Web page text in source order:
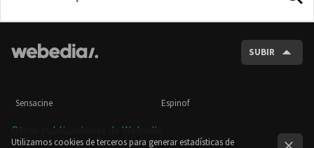
SUBIR
Sensacine Espinof
Otras publicaciones de Webedia
Utilizamos cookies de terceros para generar estadísticas de